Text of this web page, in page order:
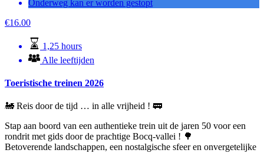
Onderweg kan er worden gestopt
€16.00
1,25 hours
Alle leeftijden
Toeristische treinen 2026
🚂 Reis door de tijd … in alle vrijheid ! 🚃
Stap aan boord van een authentieke trein uit de jaren 50 voor een
rondrit met gids door de prachtige Bocq-vallei ! 🌳
Betoverende landschappen, een nostalgische sfeer en onvergetelijke